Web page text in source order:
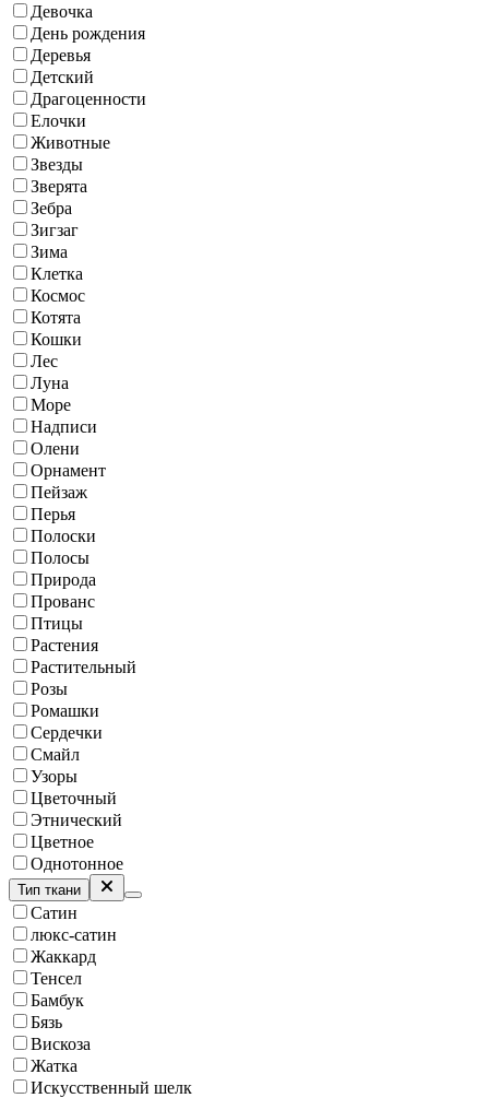
Девочка
День рождения
Деревья
Детский
Драгоценности
Елочки
Животные
Звезды
Зверята
Зебра
Зигзаг
Зима
Клетка
Космос
Котята
Кошки
Лес
Луна
Море
Надписи
Олени
Орнамент
Пейзаж
Перья
Полоски
Полосы
Природа
Прованс
Птицы
Растения
Растительный
Розы
Ромашки
Сердечки
Смайл
Узоры
Цветочный
Этнический
Цветное
Однотонное
Тип ткани
Сатин
люкс-сатин
Жаккард
Тенсел
Бамбук
Бязь
Вискоза
Жатка
Искусственный шелк